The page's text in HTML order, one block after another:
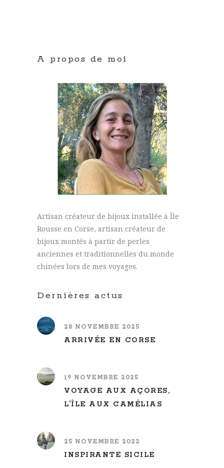
A propos de moi
Artisan créateur de bijoux installée à Île
Rousse en Corse, artisan créateur de
bijoux montés à partir de perles
anciennes et traditionnelles du monde
chinées lors de mes voyages.
Dernières actus
28 NOVEMBRE 2025
ARRIVÉE EN CORSE
19 NOVEMBRE 2025
VOYAGE AUX AÇORES,
L’ÎLE AUX CAMÉLIAS
25 NOVEMBRE 2022
INSPIRANTE SICILE